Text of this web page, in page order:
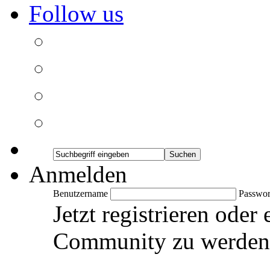
Follow us
Anmelden
Benutzername
Jetzt registrieren
Community zu